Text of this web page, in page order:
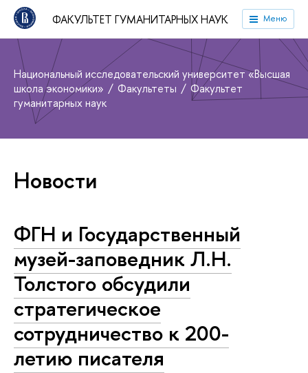
ФАКУЛЬТЕТ ГУМАНИТАРНЫХ НАУК Меню
Национальный исследовательский университет «Высшая
школа экономики»
Факультеты
Факультет
гуманитарных наук
Новости
ФГН и Государственный
музей-заповедник Л.Н.
Толстого обсудили
стратегическое
сотрудничество к 200-
летию писателя